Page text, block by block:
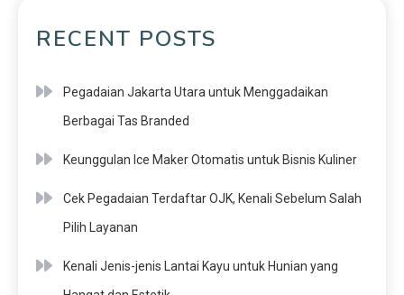
RECENT POSTS
Pegadaian Jakarta Utara untuk Menggadaikan
Berbagai Tas Branded
Keunggulan Ice Maker Otomatis untuk Bisnis Kuliner
Cek Pegadaian Terdaftar OJK, Kenali Sebelum Salah
Pilih Layanan
Kenali Jenis-jenis Lantai Kayu untuk Hunian yang